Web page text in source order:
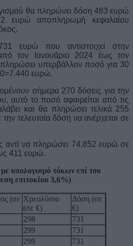
θα πληρώνει δόση 483 ευρώ
ευρώ αποπληρωμή κεφαλαίου
ευρώ που αντιστοιχεί στην
τον Ιανουάριο 2024 έως τον
πληρώσει υπερβάλλον ποσό για 30
ευρώ.
σήμερα 270 δόσεις για την
αυτό το ποσό αφαιρείται από τις
και θα πληρώσει τελικά 255
τελευταία δόση να ανέρχεται σε
αντί να πληρώσει 74.852 ευρώ σε
411 ευρώ.
υπολογισμό τόκων επί του
επιτοκίου 3,6%)
(σε Χρεολύσιο
(σε €)
Δόση (σε
€)
298
731
299
731
299
731